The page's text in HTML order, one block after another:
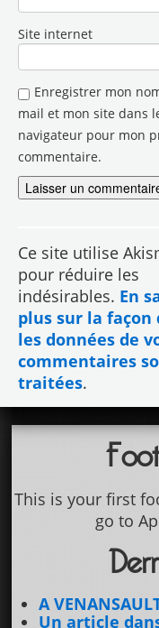
Site internet
Enregistrer mon
mail et mon site dans
navigateur pour mon
commentaire.
Ce site utilise
pour réduire les
indésirables. En
plus sur la façon
les données de
commentaires
traitées.
This is your first
go to
A
Un article